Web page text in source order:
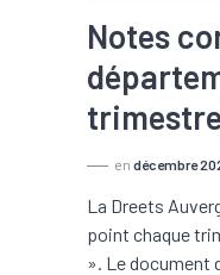
Notes
en décembre
La Dreets
point chaque
». Le document